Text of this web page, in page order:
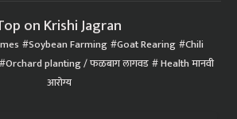
on Krishi Jagran
Soybean Farming Goat Rearing Chili
Orchard planting / फळबाग लागवड Health मानवी
आरोग्य